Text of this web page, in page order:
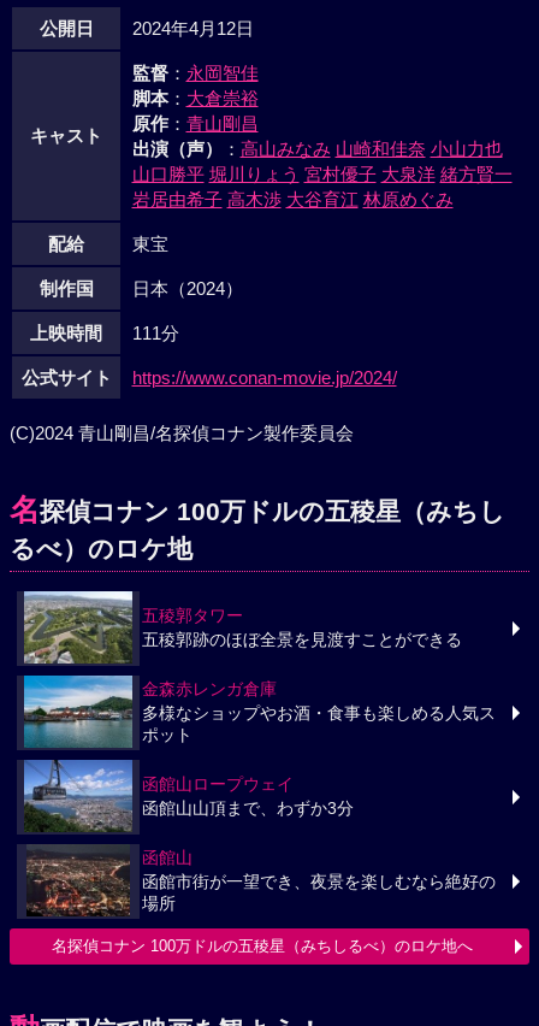
公開日 2024年4月12日
キャスト
監督： 永岡智佳
脚本： 大倉崇裕
原作： 青山剛昌
出演（声）
： 高山みなみ 山崎和佳奈 小山力也
山口勝平 堀川りょう 宮村優子 大泉洋 緒方賢一
岩居由希子 高木渉 大谷育江 林原めぐみ
配給 東宝
制作国 日本（2024）
上映時間 111分
公式サイト https://www.conan-movie.jp/2024/
(C)2024 青山剛昌/名探偵コナン製作委員会
名探偵コナン 100万ドルの五稜星（みちし
るべ）のロケ地
五稜郭タワー
五稜郭跡のほぼ全景を見渡すことができる
金森赤レンガ倉庫
多様なショップやお酒・食事も楽しめる人気ス
ポット
函館山ロープウェイ
函館山山頂まで、わずか3分
函館山
函館市街が一望でき、夜景を楽しむなら絶好の
場所
名探偵コナン 100万ドルの五稜星（みちしるべ）のロケ地へ